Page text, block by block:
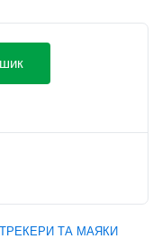
ТРЕКЕРИ ТА МАЯКИ